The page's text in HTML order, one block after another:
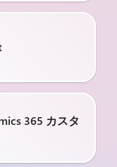
365 カスタ